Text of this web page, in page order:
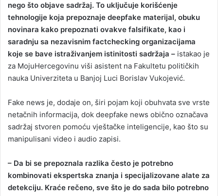
nego što objave sadržaj. To uključuje korišćenje
tehnologije koja prepoznaje deepfake materijal, obuku
novinara kako prepoznati ovakve falsifikate, kao i
saradnju sa nezavisnim factchecking organizacijama
koje se bave istraživanjem istinitosti sadržaja – istakao je
za MojuHercegovinu viši asistent na Fakultetu političkih
nauka Univerziteta u Banjoj Luci Borislav Vukojević.
Fake news je, dodaje on, širi pojam koji obuhvata sve vrste
netačnih informacija, dok deepfake news obično označava
sadržaj stvoren pomoću vještačke inteligencije, kao što su
manipulisani video i audio zapisi.
– Da bi se prepoznala razlika često je potrebno
kombinovati ekspertska znanja i specijalizovane alate za
detekciju. Kraće rečeno, sve što je do sada bilo potrebno